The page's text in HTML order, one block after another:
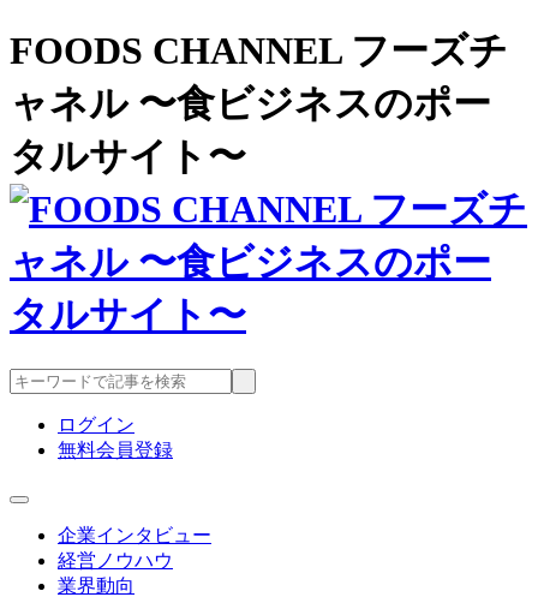
FOODS CHANNEL フーズチ
ャネル 〜食ビジネスのポー
タルサイト〜
ログイン
無料会員登録
企業インタビュー
経営ノウハウ
業界動向